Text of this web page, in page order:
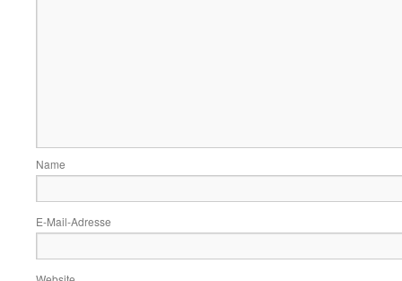
Name
E-Mail-Adresse